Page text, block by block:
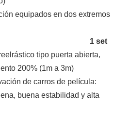
equipados en dos extremos
filmación
1 set
tipo puerta abierta,
200% (1m a 3m)
de carros de película:
buena estabilidad y alta